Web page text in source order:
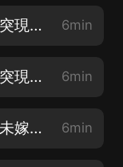
陸小琬行商手札 第004集 饕餮突現卓家院 中 6min
陸小琬行商手札 第005集 饕餮突現卓家院 下 6min
陸小琬行商手札 第006集 雲英未嫁論寡婦 上 6min